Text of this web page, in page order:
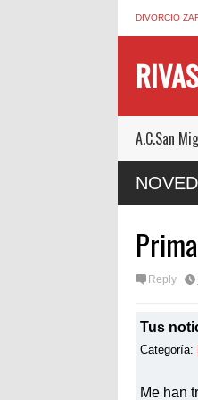
DIVORCIO
A.C.San
ROOM DE MUCHO MIEDO EN
Reply
Tus
Categoría:
Me han